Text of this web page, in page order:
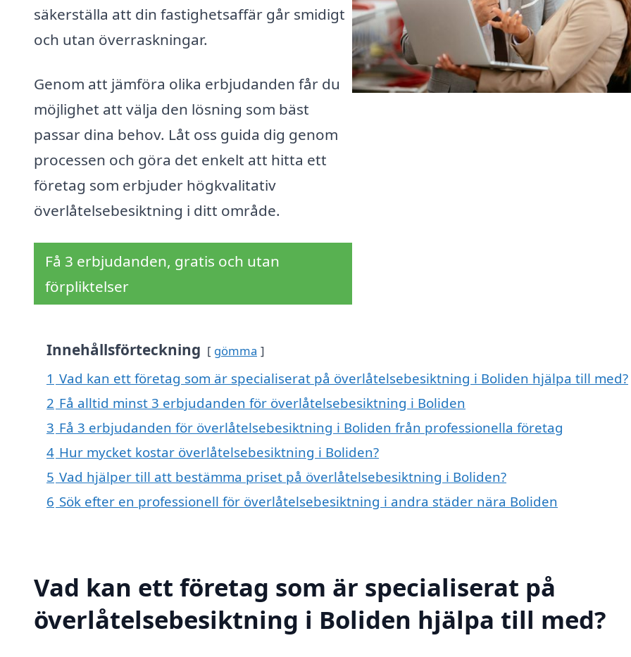
säkerställa att din fastighetsaffär går smidigt
och utan överraskningar.
Genom att jämföra olika erbjudanden får du
möjlighet att välja den lösning som bäst
passar dina behov. Låt oss guida dig genom
processen och göra det enkelt att hitta ett
företag som erbjuder högkvalitativ
överlåtelsebesiktning i ditt område.
Få 3 erbjudanden, gratis och utan
förpliktelser
Innehållsförteckning gömma
1 Vad kan ett företag som är specialiserat på överlåtelsebesiktning i Boliden hjälpa till med?
2 Få alltid minst 3 erbjudanden för överlåtelsebesiktning i Boliden
3 Få 3 erbjudanden för överlåtelsebesiktning i Boliden från professionella företag
4 Hur mycket kostar överlåtelsebesiktning i Boliden?
5 Vad hjälper till att bestämma priset på överlåtelsebesiktning i Boliden?
6 Sök efter en professionell för överlåtelsebesiktning i andra städer nära Boliden
Vad kan ett företag som är specialiserat på
överlåtelsebesiktning i Boliden hjälpa till med?